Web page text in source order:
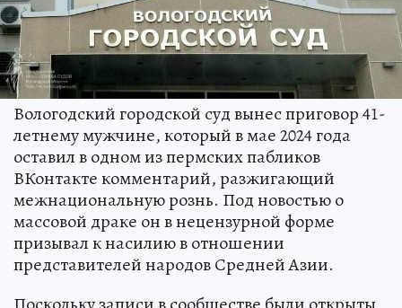
Вологодский городской суд вынес приговор 41-
летнему мужчине, который в мае 2024 года
оставил в одном из пермских пабликов
ВКонтакте комментарий, разжигающий
межнациональную рознь. Под новостью о
массовой драке он в нецензурной форме
призывал к насилию в отношении
представителей народов Средней Азии.